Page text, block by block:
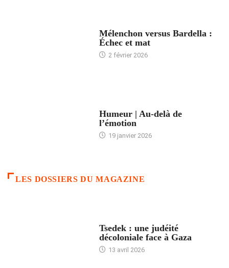
Mélenchon versus Bardella :
Échec et mat
2 février 2026
Humeur | Au-delà de
l’émotion
19 janvier 2026
LES DOSSIERS DU MAGAZINE
Tsedek : une judéité
décoloniale face à Gaza
13 avril 2026